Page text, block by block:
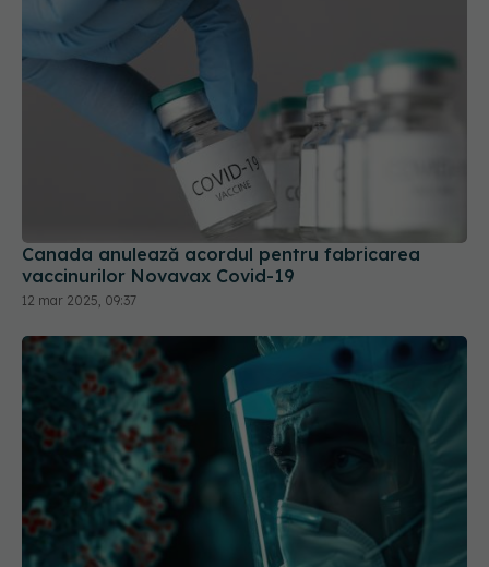
Canada anulează acordul pentru fabricarea
vaccinurilor Novavax Covid-19
12 mar 2025, 09:37